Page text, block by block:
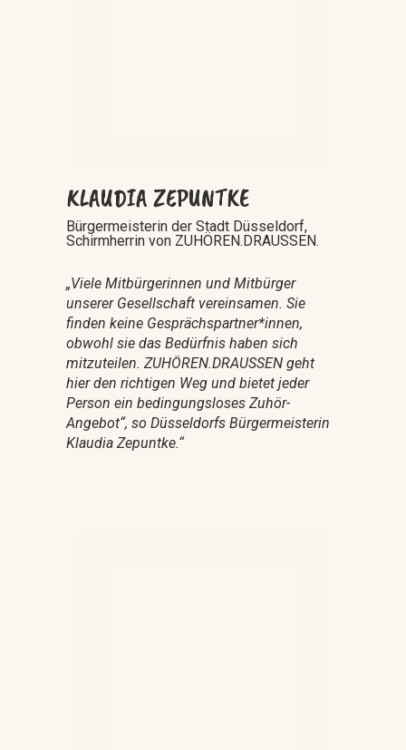
KLAUDIA ZEPUNTKE
Bürgermeisterin der Stadt Düsseldorf,
Schirmherrin von ZUHÖREN.DRAUSSEN.
„Viele Mitbürgerinnen und Mitbürger
unserer Gesellschaft vereinsamen. Sie
finden keine Gesprächspartner*innen,
obwohl sie das Bedürfnis haben sich
mitzuteilen. ZUHÖREN.DRAUSSEN geht
hier den richtigen Weg und bietet jeder
Person ein bedingungsloses Zuhör-
Angebot“, so Düsseldorfs Bürgermeisterin
Klaudia Zepuntke.“